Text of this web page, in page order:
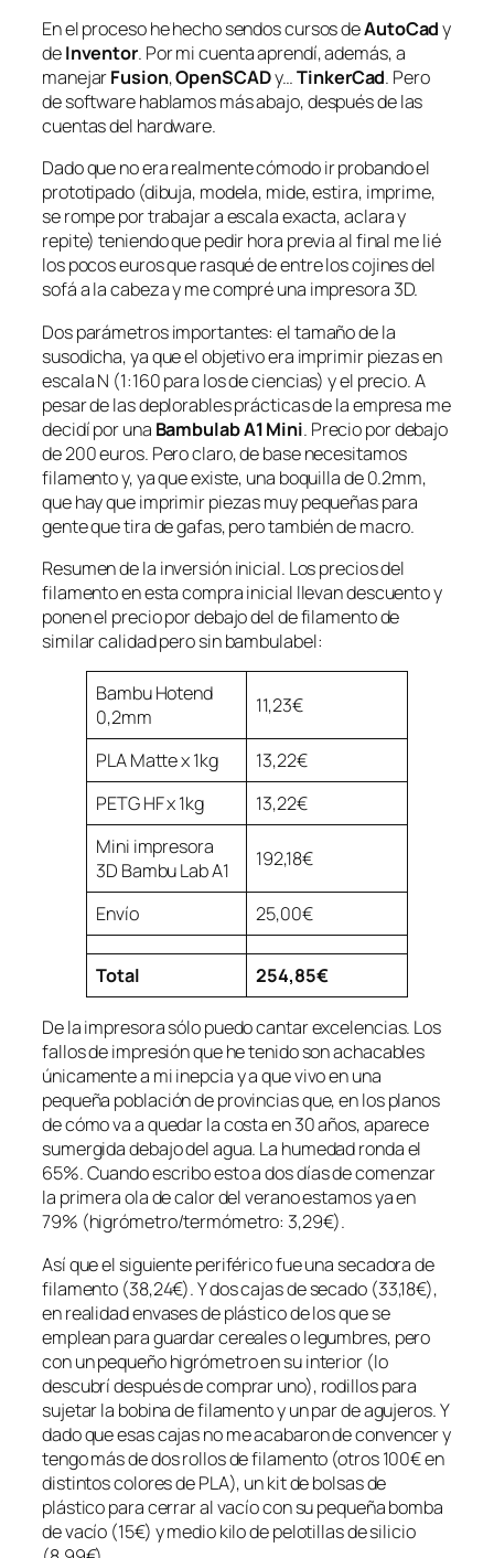
En el proceso he hecho sendos cursos deAutoCady
deInventor. Por mi cuenta aprendí, además, a
manejarFusion,OpenSCADy…TinkerCad. Pero
de software hablamos más abajo, después de las
cuentas del hardware.
Dado que no era realmente cómodo ir probando el
prototipado (dibuja, modela, mide, estira, imprime,
se rompe por trabajar a escala exacta, aclara y
repite) teniendo que pedir hora previa al final me lié
los pocos euros que rasqué de entre los cojines del
sofá a la cabeza y me compré una impresora 3D.
Dos parámetros importantes: el tamaño de la
susodicha, ya que el objetivo era imprimir piezas en
escala N (1:160 para los de ciencias) y el precio. A
pesar de las deplorables prácticas de la empresa me
decidí por una Bambulab A1 Mini. Precio por debajo
de 200 euros. Pero claro, de base necesitamos
filamento y, ya que existe, una boquilla de 0.2mm,
que hay que imprimir piezas muy pequeñas para
gente que tira de gafas, pero también de macro.
Resumen de la inversión inicial. Los precios del
filamento en esta compra inicial llevan descuento y
ponen el precio por debajo del de filamento de
similar calidad pero sinbambulabel:
Bambu Hotend
0,2mm
11,23€
PLA Matte x 1kg
13,22€
PETG HF x 1kg
13,22€
Mini impresora
3D Bambu Lab A1
192,18€
Envío 25,00€
Total 254,85€
De la impresora sólo puedo cantar excelencias. Los
fallos de impresión que he tenido son achacables
únicamente a mi inepcia y a que vivo en una
pequeña población de provincias que, en los planos
de cómo va a quedar la costa en 30 años, aparece
sumergida debajo del agua. La humedad ronda el
65%. Cuando escribo esto a dos días de comenzar
la primera ola de calor del verano estamos ya en
79% (higrómetro/termómetro: 3,29€).
Así que el siguienteperiféricofue una secadora de
filamento (38,24€). Y doscajas de secado(33,18€),
en realidad envases de plástico de los que se
emplean para guardar cereales o legumbres, pero
con un pequeño higrómetro en su interior (lo
descubrí después de comprar uno), rodillos para
sujetar la bobina de filamento y un par de agujeros. Y
dado que esas cajas no me acabaron de convencer y
tengo más de dos rollos de filamento (otros 100€ en
distintos colores de PLA), un kit de bolsas de
plástico para cerrar al vacío con su pequeña bomba
de vacío (15€) y medio kilo de pelotillas de silicio